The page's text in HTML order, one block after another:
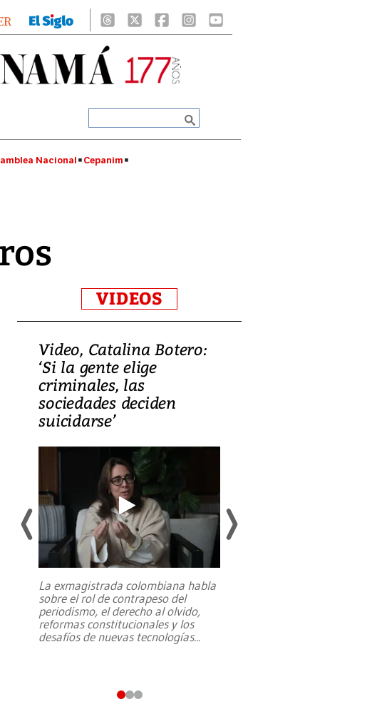
Nacional Cepanim
VIDEOS
Video, Catalina Botero:
‘Si la gente elige
criminales, las
sociedades deciden
suicidarse’
La exmagistrada colombiana habla
sobre el rol de contrapeso del
periodismo, el derecho al olvido,
reformas constitucionales y los
desafíos de nuevas tecnologías...